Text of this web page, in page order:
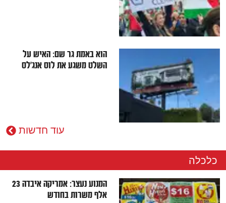
הוא באמת גר שם: האיש על
השלט משגע את לוס אנג'לס
עוד חדשות
כלכלה
המנוע נעצר: אמריקה איבדה 23
אלף משרות בחודש